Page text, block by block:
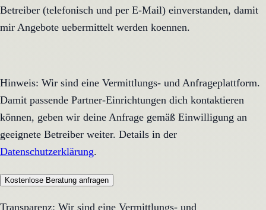
Betreiber (telefonisch und per E-Mail) einverstanden, damit
mir Angebote uebermittelt werden koennen.
Hinweis: Wir sind eine Vermittlungs- und Anfrageplattform.
Damit passende Partner-Einrichtungen dich kontaktieren
können, geben wir deine Anfrage gemäß Einwilligung an
geeignete Betreiber weiter. Details in der
Datenschutzerklärung.
Kostenlose Beratung anfragen
Transparenz: Wir sind eine Vermittlungs- und